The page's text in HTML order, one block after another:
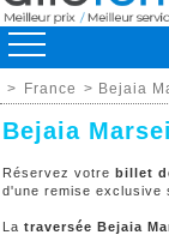
> France > Bejaia
Bejaia
Réservez votre billet
d'une remise exclusive
La traversée Bejaia